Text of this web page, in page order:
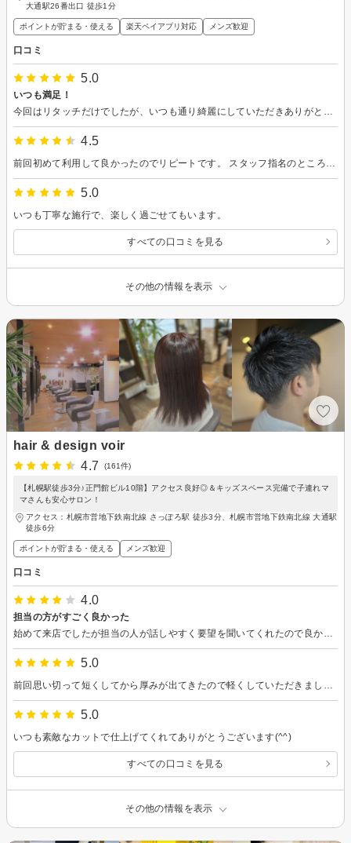
大通駅26番出口 徒歩1分
ポイントが貯まる・使える 楽天ペイアプリ対応 メンズ歓迎
口コミ
5.0
いつも満足！
4.5
5.0
いつも丁寧な施行で、楽しく過ごせてもいます。
すべての口コミを見る
その他の情報を表示
hair & design voir
4.7
(161件)
【札幌駅徒歩3分♪正門館ビル10階】アクセス良好◎＆キッズスペース完備で子連れマ
マさんも安心サロン！
アクセス：札幌市営地下鉄南北線 さっぽろ駅 徒歩3分、札幌市営地下鉄南北線 大通駅
徒歩6分
ポイントが貯まる・使える メンズ歓迎
口コミ
4.0
担当の方がすごく良かった
5.0
5.0
いつも素敵なカットで仕上げてくれてありがとうございます(^^)
すべての口コミを見る
その他の情報を表示